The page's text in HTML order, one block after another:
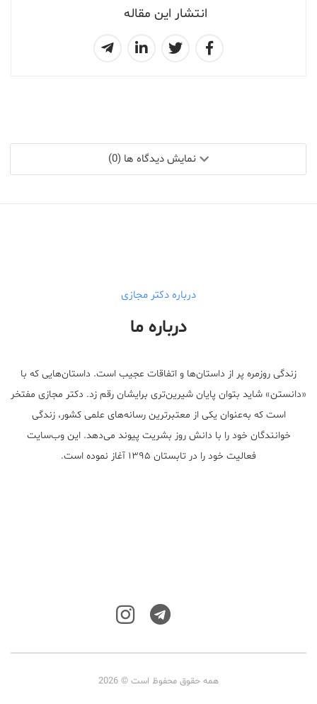
انتشار این مقاله
نمایش دیدگاه ها (0)
درباره دکتر مجازی
درباره ما
زندگی روزمره پر از داستان‌ها و اتفاقات عجیب است. داستان‌هایی که با
«دانستن» شاید بتوان پایان شیرین‌تری برایشان رقم زد. دکتر مجازی مفتخر
است که به‌عنوان یکی از معتبر‌ترین رسانه‌های علمی کشور، زندگی
خوانندگان خود را با دانش روز بشریت پیوند می‌دهد. این وب‌سایت
فعالیت خود را در تابستان ۱۳۹۵ آغاز نموده است.
همه حقوق محفوظ است © 2026